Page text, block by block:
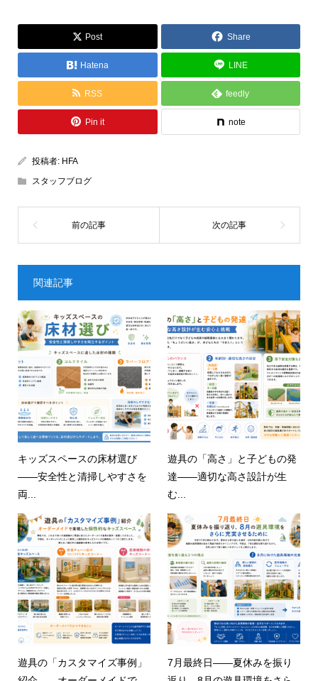
Post Share
Hatena LINE
RSS feedly
Pin it note
投稿者: HFA
スタッフブログ
関連記事
キッズスペースの床材選び
——安全性と清掃しやすさを
両...
遊具の「高さ」と子どもの発
達——適切な高さ設計が生
む...
遊具の「カスタマイズ事例」
7月最終日——夏休みを振り